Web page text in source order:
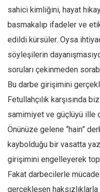
sahici kimliğini, hayat
basmakalıp ifadeler ve
edildi kürsüler. Oysa
söyleşilerin
soruları çekinmeden
Bu darbe girişimini
Fetullahçılık karşısında
samimiyet ve güçlüyü ille
Önünüze gelene “hain”
kaybolduğu bir vasatta
girişimini engelleyerek
Fakat darbecilerle
gerçekleşen